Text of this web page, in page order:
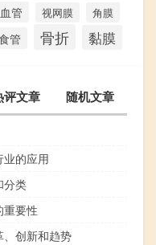
血管 视网膜 角膜
管 骨折 黏膜
评文章 随机文章
业的应用
分类
重要性
创新和趋势